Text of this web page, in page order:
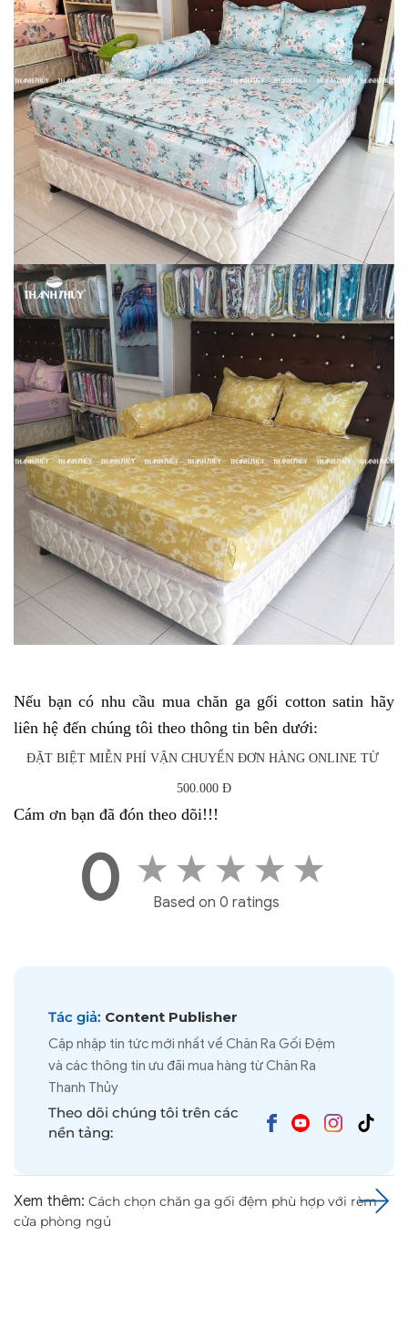
Nếu bạn có nhu cầu mua chăn ga gối cotton satin hãy
liên hệ đến chúng tôi theo thông tin bên dưới:
ĐẶT BIỆT MIỄN PHÍ VẬN CHUYỂN ĐƠN HÀNG ONLINE TỪ
500.000 Đ
Cám ơn bạn đã đón theo dõi!!!
0 ★ ★ ★ ★ ★
Based on 0 ratings
Tác giả: Content Publisher
Cập nhập tin tức mới nhất về Chăn Ra Gối Đệm
và các thông tin ưu đãi mua hàng từ Chăn Ra
Thanh Thủy
Theo dõi chúng tôi trên các
nền tảng:
Xem thêm: Cách chọn chăn ga gối đệm phù hợp với rèm
cửa phòng ngủ